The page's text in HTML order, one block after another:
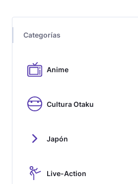
Categorías
Anime
Cultura Otaku
Japón
Live-Action